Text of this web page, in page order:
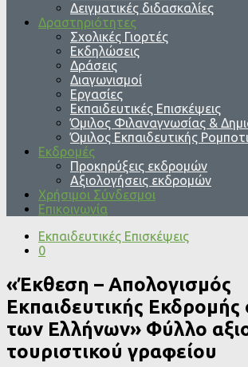
Δειγματικές διδασκαλίες
Δραστηριότητες
Σχολικές Γιορτές
Εκδηλώσεις
Δράσεις
Διαγωνισμοί
Εργασίες
Εκπαιδευτικές Επισκέψεις
Όμιλος Φιλαναγνωσίας &
Όμιλος Εκπαιδευτικής
Εκδρομές
Προκηρύξεις εκδρομών
Αξιολογήσεις εκδρομών
Χρήσιμοι Σύνδεσμοι
Επικοινωνία
Εκπαιδευτικές Επισκέψεις
0
«Έκθεση – Απολογισμός
Εκπαιδευτικής
των Ελλήνων» Φύλλο
τουριστικού γραφείου